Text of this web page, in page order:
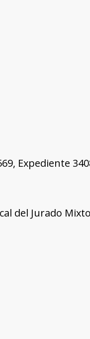
Expediente
del Jurado